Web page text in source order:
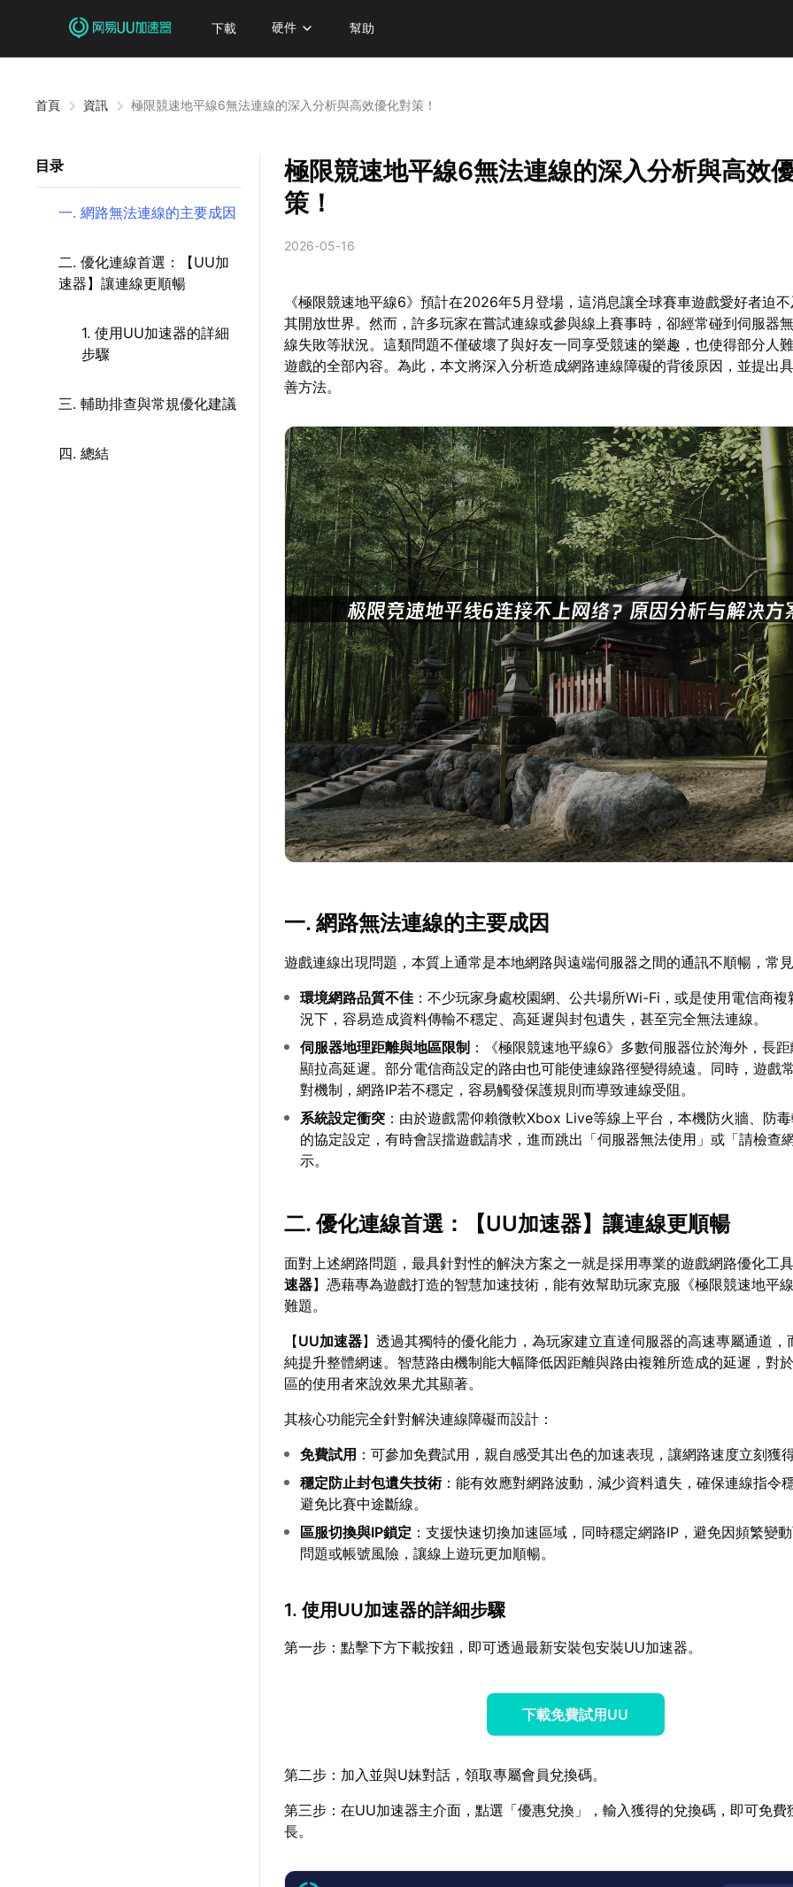
下載 硬件 幫助
首頁 資訊 極限競速地平線6無法連線的深入分析與高效優化對策！
目录
一. 網路無法連線的主要成因
二. 優化連線首選：【UU加
速器】讓連線更順暢
1. 使用UU加速器的詳細
步驟
三. 輔助排查與常規優化建議
四. 總結
極限競速地平線6無法連線的深入分析與高效
策！
2026-05-16
《極限競速地平線6》預計在2026年5月登場，這消息讓全球賽車遊戲愛好者迫
其開放世界。然而，許多玩家在嘗試連線或參與線上賽事時，卻經常碰到伺服器
線失敗等狀況。這類問題不僅破壞了與好友一同享受競速的樂趣，也使得部分人
遊戲的全部內容。為此，本文將深入分析造成網路連線障礙的背後原因，並提出
善方法。
一. 網路無法連線的主要成因
遊戲連線出現問題，本質上通常是本地網路與遠端伺服器之間的通訊不順暢，常
環境網路品質不佳 ：不少玩家身處校園網、公共場所Wi-Fi，或是使用電信商
況下，容易造成資料傳輸不穩定、高延遲與封包遺失，甚至完全無法連線。
伺服器地理距離與地區限制 ：《極限競速地平線6》多數伺服器位於海外，長
顯拉高延遲。部分電信商設定的路由也可能使連線路徑變得繞遠。同時，遊戲
對機制，網路IP若不穩定，容易觸發保護規則而導致連線受阻。
系統設定衝突 ：由於遊戲需仰賴微軟Xbox Live等線上平台，本機防火牆、防
的協定設定，有時會誤擋遊戲請求，進而跳出「伺服器無法使用」或「請檢查
示。
二. 優化連線首選：【UU加速器】讓連線更順暢
面對上述網路問題，最具針對性的解決方案之一就是採用專業的遊戲網路優化工
速器】憑藉專為遊戲打造的智慧加速技術，能有效幫助玩家克服《極限競速地平
難題。
【UU加速器】透過其獨特的優化能力，為玩家建立直達伺服器的高速專屬通道，
純提升整體網速。智慧路由機制能大幅降低因距離與路由複雜所造成的延遲，對
區的使用者來說效果尤其顯著。
其核心功能完全針對解決連線障礙而設計：
免費試用 ：可參加免費試用，親自感受其出色的加速表現，讓網路速度立刻獲
穩定防止封包遺失技術：能有效應對網路波動，減少資料遺失，確保連線指令
避免比賽中途斷線。
區服切換與IP鎖定 ：支援快速切換加速區域，同時穩定網路IP，避免因頻繁變
問題或帳號風險，讓線上遊玩更加順暢。
1. 使用UU加速器的詳細步驟
第一步：點擊下方下載按鈕，即可透過最新安裝包安裝UU加速器。
下載免費試用UU
第二步：加入並與U妹對話，領取專屬會員兌換碼。
第三步：在UU加速器主介面，點選「優惠兌換」，輸入獲得的兌換碼，即可免費
長。